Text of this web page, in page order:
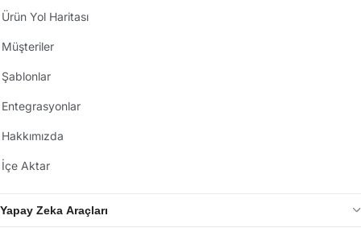
Ürün Yol Haritası
Müşteriler
Şablonlar
Entegrasyonlar
Hakkımızda
İçe Aktar
Yapay Zeka Araçları